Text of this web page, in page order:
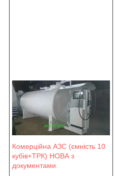
Комерційна АЗС (ємність 10
кубів+ТРК) НОВА з
документами.